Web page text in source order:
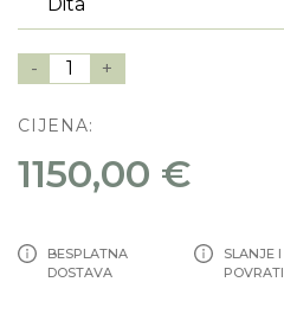
- 1 +
CIJENA:
1150,00 €
BESPLATNA
DOSTAVA
SLANJE I
POVRATI